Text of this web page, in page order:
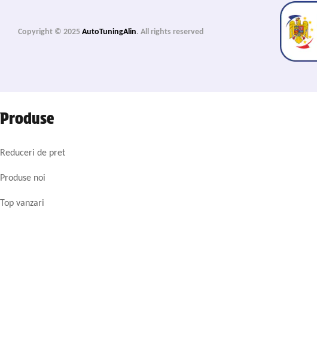
Copyright © 2025AutoTuningAlin. All rights reserved
Produse
Reduceri de pret
Produse noi
Top vanzari